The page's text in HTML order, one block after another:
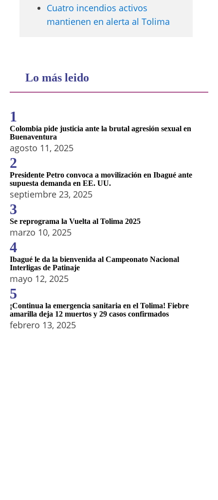
Cuatro incendios activos
mantienen en alerta al Tolima
Lo más leido
1
Colombia pide justicia ante la brutal agresión sexual en
Buenaventura
agosto 11, 2025
2
Presidente Petro convoca a movilización en Ibagué ante
supuesta demanda en EE. UU.
septiembre 23, 2025
3
Se reprograma la Vuelta al Tolima 2025
marzo 10, 2025
4
Ibagué le da la bienvenida al Campeonato Nacional
Interligas de Patinaje
mayo 12, 2025
5
¡Continua la emergencia sanitaria en el Tolima! Fiebre
amarilla deja 12 muertos y 29 casos confirmados
febrero 13, 2025